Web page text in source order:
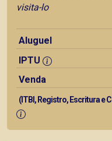
visita-lo
Aluguel
IPTU
Venda
(ITBI, Registro, Escritura e